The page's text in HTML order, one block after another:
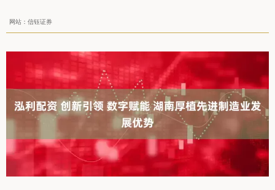
网站：信钰证券